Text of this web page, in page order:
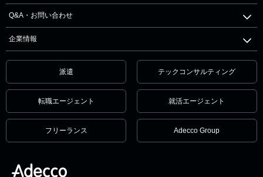
Q&A・お問い合わせ
企業情報
派遣 テックコンサルティング
転職エージェント 就活エージェント
フリーランス Adecco Group